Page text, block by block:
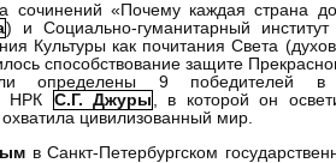
сочинений «Почему каждая страна
) и Социально-гуманитарный институт
Культуры как почитания Света
способствование защите
определены 9 победителей в
НРК С.Г. Джуры , в которой он
цивилизованный мир.
в Санкт-Петербургском